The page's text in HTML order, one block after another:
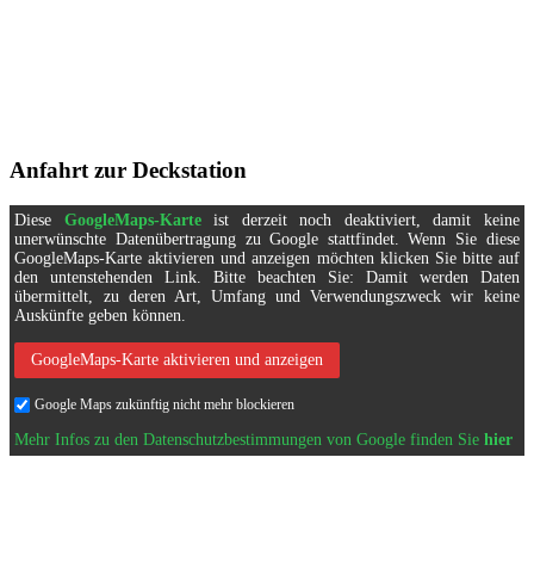
Anfahrt zur Deckstation
Diese GoogleMaps-Karteist derzeit noch deaktiviert, damit keine
unerwünschte Datenübertragung zu Google stattfindet. Wenn Sie diese
GoogleMaps-Karte aktivieren und anzeigen möchten klicken Sie bitte auf
den untenstehenden Link. Bitte beachten Sie: Damit werden Daten
übermittelt, zu deren Art, Umfang und Verwendungszweck wir keine
Auskünfte geben können.
GoogleMaps-Karte aktivieren und anzeigen
Google Maps zukünftig nicht mehr blockieren
Mehr Infos zu den Datenschutzbestimmungen von Google finden Siehier